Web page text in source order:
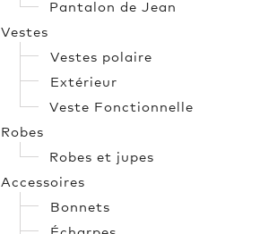
Pantalon de Jean
Vestes
Vestes polaire
Extérieur
Veste Fonctionnelle
Robes
Robes et jupes
Accessoires
Bonnets